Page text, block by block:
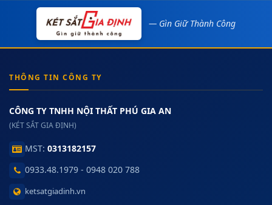
— Gìn Giữ Thành Công
THÔNG TIN CÔNG TY
CÔNG TY TNHH NỘI THẤT PHÚ GIA AN
(KÉT SẮT GIA ĐỊNH)
MST: 0313182157
0933.48.1979 - 0948 020 788
ketsatgiadinh.vn